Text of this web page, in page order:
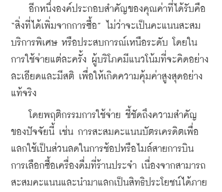
อีกหนึ่งองค์ประกอบสำคัญของคุณค่าที่ได้รับคือ
“สิ่งที่ได้เพิ่มจากการซื้อ” ไม่ว่าจะเป็นคะแนนสะสม
บริการพิเศษ หรือประสบการณ์เหนือระดับ โดยใน
การใช้จ่ายแต่ละครั้ง ผู้บริโภคมีแนวโน้มที่จะคิดอย่าง
ละเอียดและมีสติ เพื่อให้เกิดความคุ้มค่าสูงสุดอย่าง
แท้จริง
โดยพฤติกรรมการใช้จ่าย ชี้ชัดถึงความสำคัญ
ของปัจจัยนี้ เช่น การสะสมคะแนนบัตรเครดิตเพื่อ
แลกใช้เป็นส่วนลดในการช้อปหรือไมล์สายการบิน
การเลือกซื้อเครื่องดื่มที่ร้านประจำ เนื่องจากสามารถ
สะสมคะแนนและนำมาแลกเป็นสิทธิประโยชน์ได้ภาย